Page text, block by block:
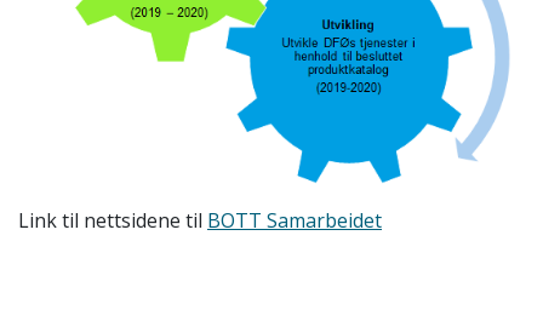
Link til nettsidene til BOTT Samarbeidet